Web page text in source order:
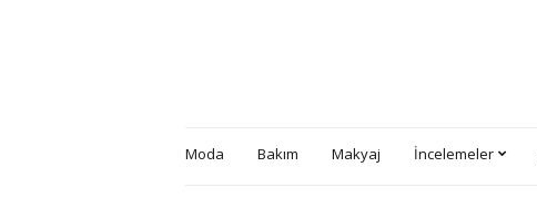
Moda Bakım Makyaj İncelemeler